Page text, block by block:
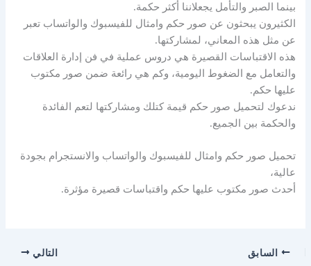
بينما الصبر والتأمل يجعلاننا أكثر حكمة.
الكثيرون يبحثون عن صور حكم وامثال للفيسبوك والواتساب تعبر
عن مثل هذه المعاني، لمشاركتها.
هذه الاقتباسات القصيرة هي دروس عملية في فن إدارة العلاقات
والتعامل مع الضغوط اليومية، وكم هي رائعة ضمن صور مكتوب
عليها حكم.
ندعوك لتحميل صور حكم قيمة كتلك ومشاركتها لتعم الفائدة
والحكمة بين الجميع.
تحميل صور حكم وامثال للفيسبوك والواتساب والانستجرام بجودة
عالية،
أحدث صور مكتوب عليها حكم واقتباسات قصيرة مؤثرة.
السابق التالي